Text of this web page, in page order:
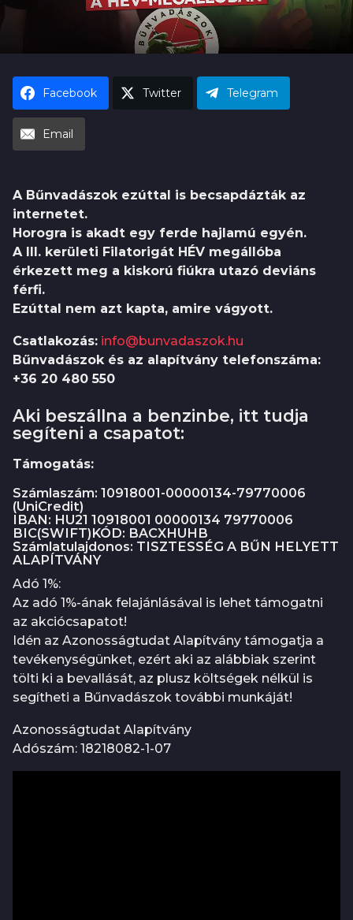
k
Facebook Twitter Telegram
Email
A Bűnvadászok ezúttal is becsapdázták az
internetet.
Horogra is akadt egy ferde hajlamú egyén.
A III. kerületi Filatorigát HÉV megállóba
érkezett meg a kiskorú fiúkra utazó deviáns
férfi.
Ezúttal nem azt kapta, amire vágyott.
Csatlakozás: info@bunvadaszok.hu
Bűnvadászok és az alapítvány telefonszáma:
+36 20 480 550
Aki beszállna a benzinbe, itt tudja
segíteni a csapatot:
Támogatás:
Számlaszám: 10918001-00000134-79770006
(UniCredit)
IBAN: HU21 10918001 00000134 79770006
BIC(SWIFT)KÓD: BACXHUHB
Számlatulajdonos: TISZTESSÉG A BŰN HELYETT
ALAPÍTVÁNY
Adó 1%:
Az adó 1%-ának felajánlásával is lehet támogatni
az akciócsapatot!
Idén az Azonosságtudat Alapítvány támogatja a
tevékenységünket, ezért aki az alábbiak szerint
tölti ki a bevallását, az plusz költségek nélkül is
segítheti a Bűnvadászok további munkáját!
Azonosságtudat Alapítvány
Adószám: 18218082-1-07